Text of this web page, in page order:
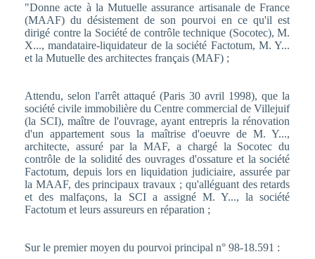
"Donne acte à la Mutuelle assurance artisanale de France
(MAAF) du désistement de son pourvoi en ce qu'il est
dirigé contre la Société de contrôle technique (Socotec), M.
X..., mandataire-liquidateur de la société Factotum, M. Y...
et la Mutuelle des architectes français (MAF) ;
Attendu, selon l'arrêt attaqué (Paris 30 avril 1998), que la
société civile immobilière du Centre commercial de Villejuif
(la SCI), maître de l'ouvrage, ayant entrepris la rénovation
d'un appartement sous la maîtrise d'oeuvre de M. Y...,
architecte, assuré par la MAF, a chargé la Socotec du
contrôle de la solidité des ouvrages d'ossature et la société
Factotum, depuis lors en liquidation judiciaire, assurée par
la MAAF, des principaux travaux ; qu'alléguant des retards
et des malfaçons, la SCI a assigné M. Y..., la société
Factotum et leurs assureurs en réparation ;
Sur le premier moyen du pourvoi principal n° 98-18.591 :